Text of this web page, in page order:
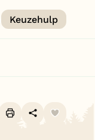
Keuzehulp